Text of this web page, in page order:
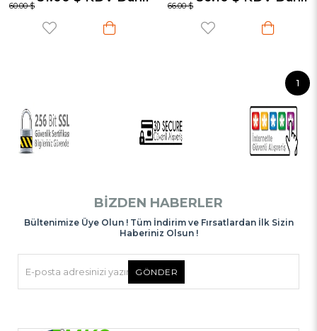
60.00 $ 66.00 $
1
BIZDEN HABERLER
Bültenimize Üye Olun ! Tüm İndirim ve Fırsatlardan İlk Sizin
Haberiniz Olsun !
GÖNDER